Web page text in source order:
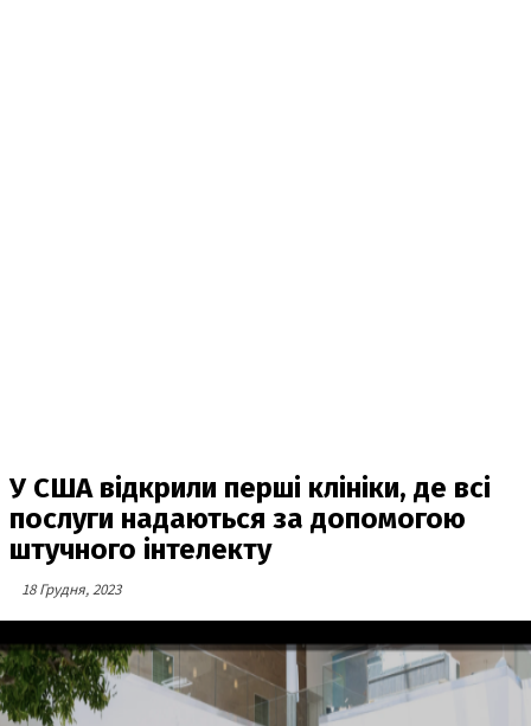
У США відкрили перші клініки, де всі
послуги надаються за допомогою
штучного інтелекту
18 Грудня, 2023